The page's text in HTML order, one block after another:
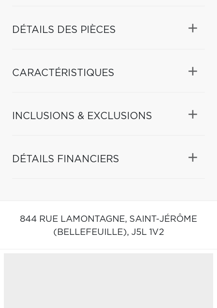
DÉTAILS DES PIÈCES
CARACTÉRISTIQUES
INCLUSIONS & EXCLUSIONS
DÉTAILS FINANCIERS
844 RUE LAMONTAGNE, SAINT-JÉRÔME
(BELLEFEUILLE), J5L 1V2